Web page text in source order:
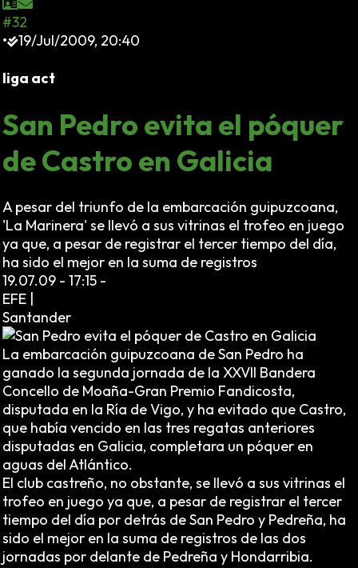
#32
•
19/Jul/2009, 20:40
liga act
San Pedro evita el póquer
de Castro en Galicia
A pesar del triunfo de la embarcación guipuzcoana,
'La Marinera' se llevó a sus vitrinas el trofeo en juego
ya que, a pesar de registrar el tercer tiempo del día,
ha sido el mejor en la suma de registros
19.07.09 - 17:15 -
EFE |
Santander
La embarcación guipuzcoana de San Pedro ha
ganado la segunda jornada de la XXVII Bandera
Concello de Moaña-Gran Premio Fandicosta,
disputada en la Ría de Vigo, y ha evitado que Castro,
que había vencido en las tres regatas anteriores
disputadas en Galicia, completara un póquer en
aguas del Atlántico.
El club castreño, no obstante, se llevó a sus vitrinas el
trofeo en juego ya que, a pesar de registrar el tercer
tiempo del día por detrás de San Pedro y Pedreña, ha
sido el mejor en la suma de registros de las dos
jornadas por delante de Pedreña y Hondarribia.